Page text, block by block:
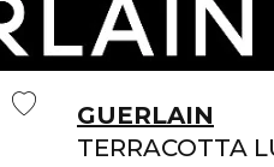
GUERLAIN
TERRACOTTA